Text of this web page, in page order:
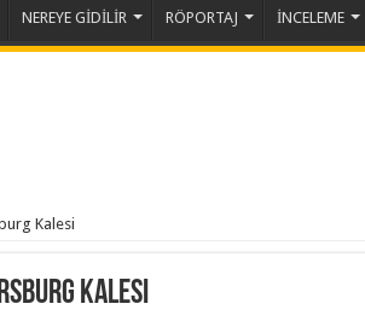
NEREYE GİDİLİR RÖPORTAJ İNCELEME
Kalesi
Kalesi